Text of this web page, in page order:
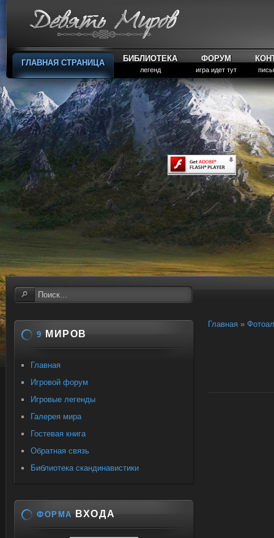
ГЛАВНАЯ СТРАНИЦА БИБЛИОТЕКА
легенд
ФОРУМ
игра идет тут
Главная »
9 МИРОВ
Главная
Игровой форум
Игровые легенды
Галерея мира
Гостевая книга
Обратная связь
Библиотека скандинавистики
ФОРМА ВХОДА